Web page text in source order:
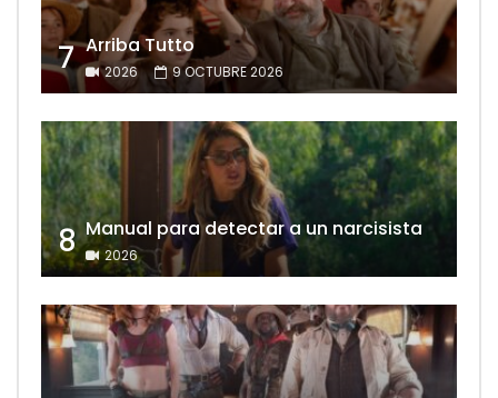
7 Arriba Tutto
2026 9 OCTUBRE 2026
8 Manual para detectar a un narcisista
2026